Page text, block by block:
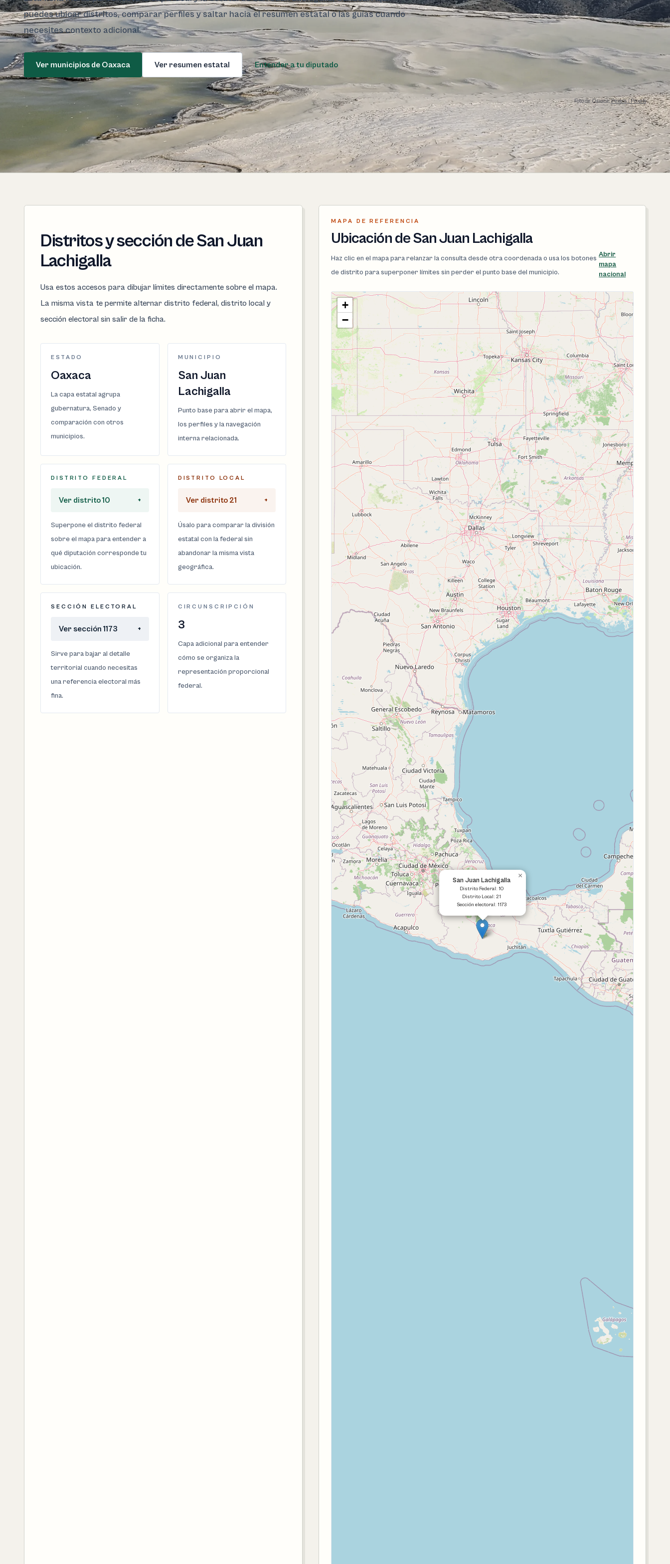
puedes ubicar distritos, comparar perfiles y saltar hacia el resumen estatal o las guías cuando
necesites contexto adicional.
Ver municipios de Oaxaca Ver resumen estatal Entender a tu diputado
Foto de Oaxaca:Pexels / Pexels
Distritos y sección de San Juan
Lachigalla
Usa estos accesos para dibujar límites directamente sobre el mapa.
La misma vista te permite alternar distrito federal, distrito local y
sección electoral sin salir de la ficha.
ESTADO
Oaxaca
La capa estatal agrupa
gubernatura, Senado y
comparación con otros
municipios.
MUNICIPIO
San Juan
Lachigalla
Punto base para abrir el mapa,
los perfiles y la navegación
interna relacionada.
DISTRITO FEDERAL
Ver distrito 10 +
Superpone el distrito federal
sobre el mapa para entender a
qué diputación corresponde tu
ubicación.
DISTRITO LOCAL
Ver distrito 21 +
Úsalo para comparar la división
estatal con la federal sin
abandonar la misma vista
geográfica.
SECCIÓN ELECTORAL
Ver sección 1173 +
Sirve para bajar al detalle
territorial cuando necesitas
una referencia electoral más
fina.
CIRCUNSCRIPCIÓN
3
Capa adicional para entender
cómo se organiza la
representación proporcional
federal.
MAPA DE REFERENCIA
Ubicación de San Juan Lachigalla
Haz clic en el mapa para relanzar la consulta desde otra coordenada o usa los botones
de distrito para superponer límites sin perder el punto base del municipio.
Abrir
mapa
nacional
San Juan Lachigalla
Distrito Federal: 10
Distrito Local: 21
Sección electoral: 1173
×
+
−